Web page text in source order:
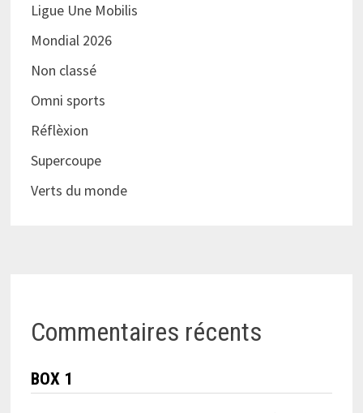
Ligue Une Mobilis
Mondial 2026
Non classé
Omni sports
Réflèxion
Supercoupe
Verts du monde
Commentaires récents
BOX 1